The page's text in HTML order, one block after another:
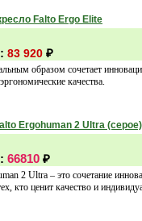
Falto Ergo Elite
83 920 ₽
образом сочетает
качества.
Ergohuman 2 Ultra (серое)
66810 ₽
2 Ultra – это сочетание
кто ценит качество и